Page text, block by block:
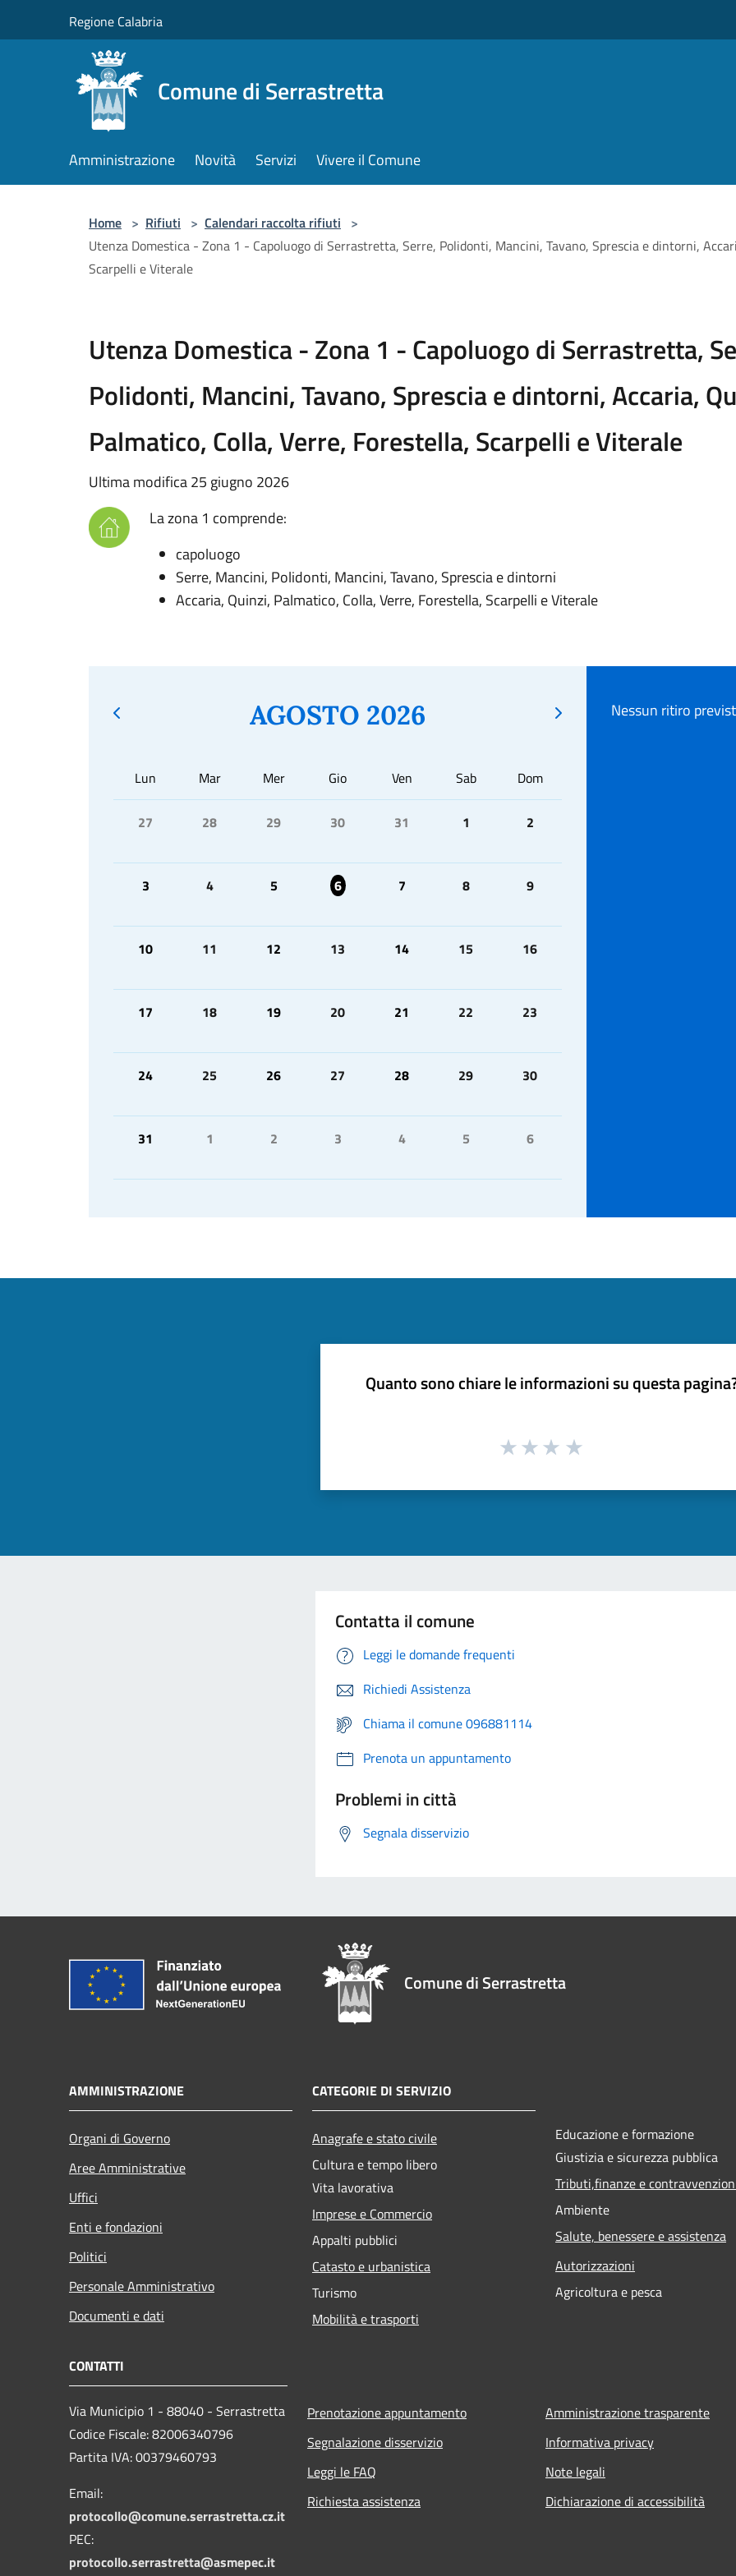
Regione Calabria
Comune di Serrastretta
Amministrazione Novità Servizi Vivere il Comune
Home > Rifiuti > Calendari raccolta rifiuti >
Utenza Domestica - Zona 1 - Capoluogo di Serrastretta, Serre, Polidonti, Mancini, Tavano, Sprescia e dintorni,
Scarpelli e Viterale
Utenza Domestica - Zona 1 - Capoluogo di Serrastretta,
Polidonti, Mancini, Tavano, Sprescia e dintorni, Accaria,
Palmatico, Colla, Verre, Forestella, Scarpelli e Viterale
Ultima modifica 25 giugno 2026
La zona 1 comprende:
capoluogo
Serre, Mancini, Polidonti, Mancini, Tavano, Sprescia e dintorni
Accaria, Quinzi, Palmatico, Colla, Verre, Forestella, Scarpelli e Viterale
AGOSTO 2026
Lun Mar Mer Gio Ven Sab Dom
27 28 29 30 31 1 2
3 4 5 6 7 8 9
10 11 12 13 14 15 16
17 18 19 20 21 22 23
24 25 26 27 28 29 30
31 1 2 3 4 5 6
Nessun ritiro
Quanto sono chiare le informazioni su questa
Contatta il comune
Leggi le domande frequenti
Richiedi Assistenza
Chiama il comune 096881114
Prenota un appuntamento
Problemi in città
Segnala disservizio
Comune di Serrastretta
AMMINISTRAZIONE
Organi di Governo
Aree Amministrative
Uffici
Enti e fondazioni
Politici
Personale Amministrativo
Documenti e dati
CATEGORIE DI SERVIZIO
Anagrafe e stato civile
Cultura e tempo libero
Vita lavorativa
Imprese e Commercio
Appalti pubblici
Catasto e urbanistica
Turismo
Mobilità e trasporti
Educazione e formazione
Giustizia e sicurezza pubblica
Tributi,finanze e
Ambiente
Salute, benessere e assistenza
Autorizzazioni
Agricoltura e pesca
CONTATTI
Via Municipio 1 - 88040 - Serrastretta
Codice Fiscale: 82006340796
Partita IVA: 00379460793
Email:
protocollo@comune.serrastretta.cz.it
PEC:
protocollo.serrastretta@asmepec.it
Prenotazione appuntamento
Segnalazione disservizio
Leggi le FAQ
Richiesta assistenza
Amministrazione trasparente
Informativa privacy
Note legali
Dichiarazione di accessibilità